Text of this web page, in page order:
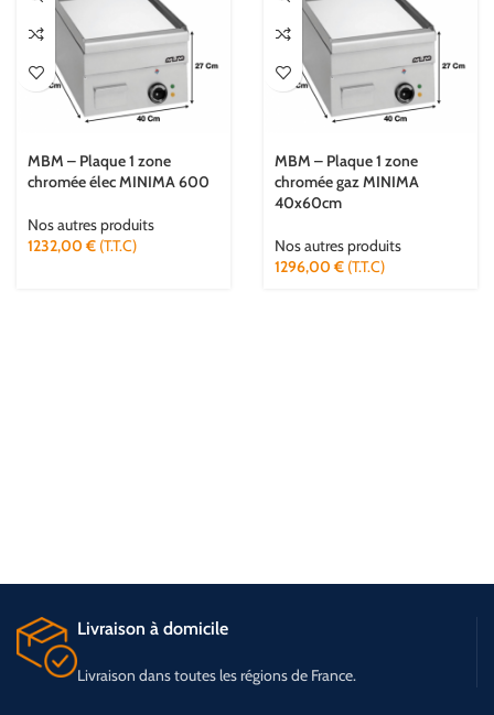
MBM – Plaque 1 zone
chromée élec MINIMA 600
Nos autres produits
1232,00 € (T.T.C)
MBM – Plaque 1 zone
chromée gaz MINIMA
40x60cm
Nos autres produits
1296,00 € (T.T.C)
Livraison à domicile
Livraison dans toutes les régions de France.